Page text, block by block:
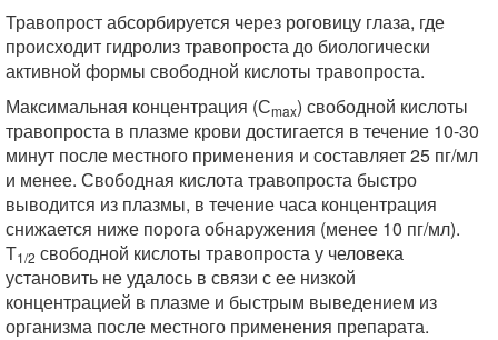
Травопрост абсорбируется через роговицу глаза, где
происходит гидролиз травопроста до биологически
активной формы свободной кислоты травопроста.
Максимальная концентрация (Сmax) свободной кислоты
травопроста в плазме крови достигается в течение 10-30
минут после местного применения и составляет 25 пг/мл
и менее. Свободная кислота травопроста быстро
выводится из плазмы, в течение часа концентрация
снижается ниже порога обнаружения (менее 10 пг/мл).
Т1/2 свободной кислоты травопроста у человека
установить не удалось в связи с ее низкой
концентрацией в плазме и быстрым выведением из
организма после местного применения препарата.